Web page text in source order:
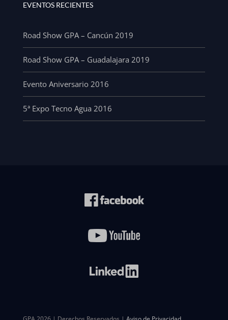
EVENTOS RECIENTES
Road Show GPA – Cancún 2019
Road Show GPA – Guadalajara 2019
Evento Aniversario 2016
5ª Expo Tecno Agua 2016